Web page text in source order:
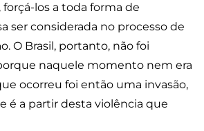
los a toda forma de
ser considerada no processo de
O Brasil, portanto, não foi
naquele momento nem era
ocorreu foi então uma invasão,
é a partir desta violência que